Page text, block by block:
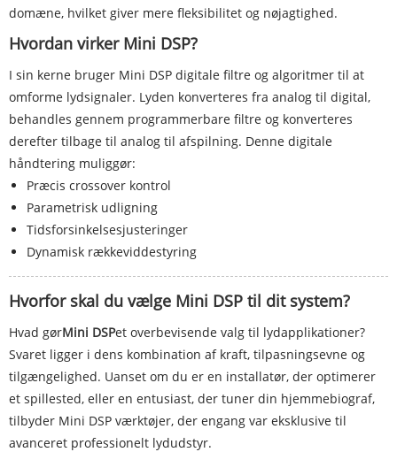
domæne, hvilket giver mere fleksibilitet og nøjagtighed.
Hvordan virker Mini DSP?
I sin kerne bruger Mini DSP digitale filtre og algoritmer til at
omforme lydsignaler. Lyden konverteres fra analog til digital,
behandles gennem programmerbare filtre og konverteres
derefter tilbage til analog til afspilning. Denne digitale
håndtering muliggør:
Præcis crossover kontrol
Parametrisk udligning
Tidsforsinkelsesjusteringer
Dynamisk rækkeviddestyring
Hvorfor skal du vælge Mini DSP til dit system?
Hvad gørMini DSPet overbevisende valg til lydapplikationer?
Svaret ligger i dens kombination af kraft, tilpasningsevne og
tilgængelighed. Uanset om du er en installatør, der optimerer
et spillested, eller en entusiast, der tuner din hjemmebiograf,
tilbyder Mini DSP værktøjer, der engang var eksklusive til
avanceret professionelt lydudstyr.